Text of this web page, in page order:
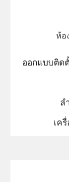
ห้อ
ออกแบบติด
ล
เค